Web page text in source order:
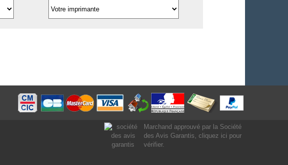
Marchand approuvé par la Société
des Avis Garantis, cliquez ici pour
vérifier.